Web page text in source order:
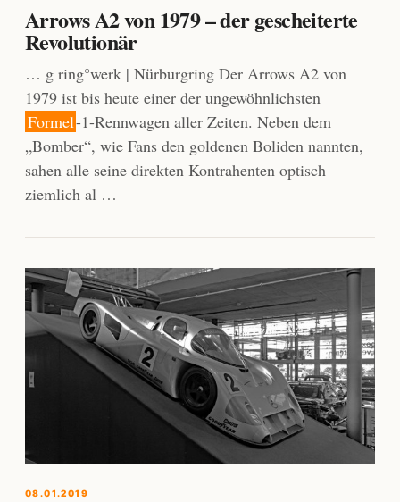
Arrows A2 von 1979 – der gescheiterte
Revolutionär
… g ring°werk | Nürburgring Der Arrows A2 von
1979 ist bis heute einer der ungewöhnlichsten
Formel-1-Rennwagen aller Zeiten. Neben dem
„Bomber“, wie Fans den goldenen Boliden nannten,
sahen alle seine direkten Kontrahenten optisch
ziemlich al …
08.01.2019